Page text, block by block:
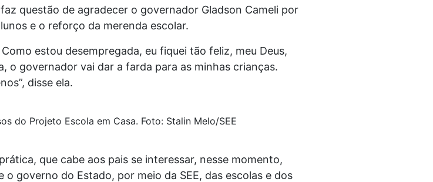
questão de agradecer o governador Gladson Cameli por
e o reforço da merenda escolar.
estou desempregada, eu fiquei tão feliz, meu Deus,
o governador vai dar a farda para as minhas crianças.
disse ela.
do Projeto Escola em Casa. Foto: Stalin Melo/SEE
que cabe aos pais se interessar, nesse momento,
governo do Estado, por meio da SEE, das escolas e dos